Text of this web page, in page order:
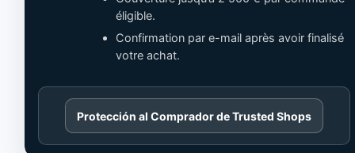
éligible.
Confirmation par e-mail après avoir finalisé
votre achat.
Cargando
contenido
de
Protección al Comprador de Trusted Shops